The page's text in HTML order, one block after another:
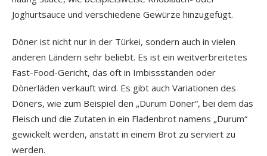
Joghurtsauce und verschiedene Gewürze hinzugefügt.
Döner ist nicht nur in der Türkei, sondern auch in vielen
anderen Ländern sehr beliebt. Es ist ein weitverbreitetes
Fast-Food-Gericht, das oft in Imbissständen oder
Dönerläden verkauft wird. Es gibt auch Variationen des
Döners, wie zum Beispiel den „Durum Döner“, bei dem das
Fleisch und die Zutaten in ein Fladenbrot namens „Durum“
gewickelt werden, anstatt in einem Brot zu serviert zu
werden.